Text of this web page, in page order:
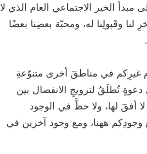
الخير الاجتماعي العام الذي لا
لنا وقَبولِنا له، ومحبّة بعضِنا بعضًا
غيرِكم في مناطقَ أخرى متنوّعةِ
دعوةٍ تُطلَقُ لترويجِ الانفصال بين
أفقَ لها، ولا حظَّ في الوجود
وجودِكم ههنا، ومع وجود آخرين في